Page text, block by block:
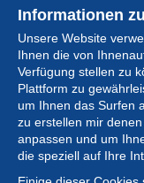
Informationen
Unsere Website
Ihnen die von
Verfügung stellen zu
Plattform zu
um Ihnen das Surfen
zu erstellen mir
anpassen und um
die speziell auf Ihre
Sammlung